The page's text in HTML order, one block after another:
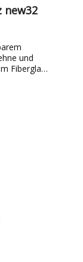
new32
und
Fiberglas,